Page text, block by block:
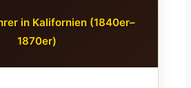
in Kalifornien (1840er–
1870er)